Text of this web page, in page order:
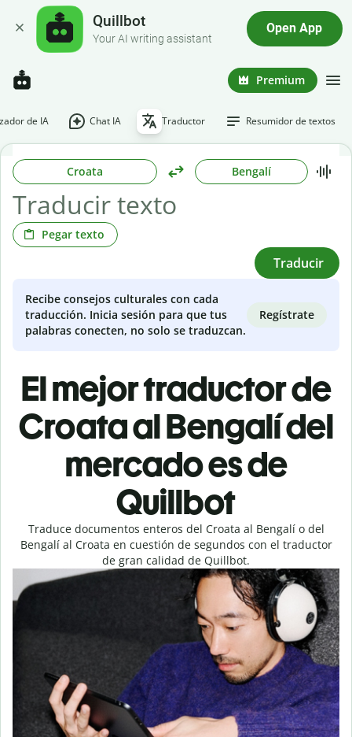
Quillbot
Your AI writing assistant
Open App
Premium
de IA Chat IA Traductor Resumidor de textos
Croata Bengalí
Pegar texto
Traducir
Recibe consejos culturales con cada
traducción. Inicia sesión para que tus
palabras conecten, no solo se traduzcan.
Regístrate
El mejor traductor de
Croata al Bengalí del
mercado es de
Quillbot
Traduce documentos enteros del Croata al Bengalí o del
Bengalí al Croata en cuestión de segundos con el traductor
de gran calidad de Quillbot.